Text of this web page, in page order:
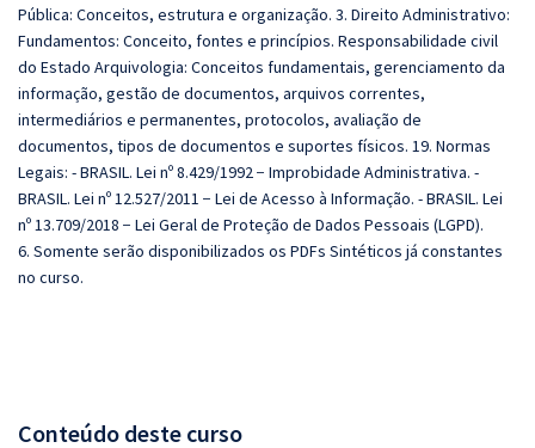
Pública: Conceitos, estrutura e organização. 3. Direito Administrativo:
Fundamentos: Conceito, fontes e princípios. Responsabilidade civil
do Estado Arquivologia: Conceitos fundamentais, gerenciamento da
informação, gestão de documentos, arquivos correntes,
intermediários e permanentes, protocolos, avaliação de
documentos, tipos de documentos e suportes físicos. 19. Normas
Legais: - BRASIL. Lei nº 8.429/1992 − Improbidade Administrativa. -
BRASIL. Lei nº 12.527/2011 − Lei de Acesso à Informação. - BRASIL. Lei
nº 13.709/2018 − Lei Geral de Proteção de Dados Pessoais (LGPD).
6. Somente serão disponibilizados os PDFs Sintéticos já constantes
no curso.
Conteúdo deste curso